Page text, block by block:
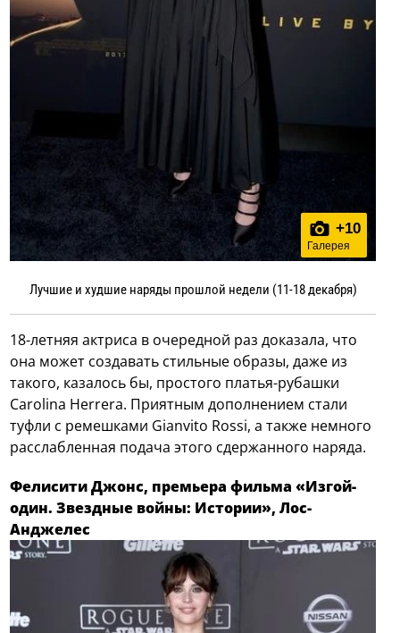
+10
Галерея
Лучшие и худшие наряды прошлой недели (11-18 декабря)
18-летняя актриса в очередной раз доказала, что
она может создавать стильные образы, даже из
такого, казалось бы, простого платья-рубашки
Carolina Herrera. Приятным дополнением стали
туфли с ремешками Gianvito Rossi, а также немного
расслабленная подача этого сдержанного наряда.
Фелисити Джонс, премьера фильма «Изгой-
один. Звездные войны: Истории», Лос-
Анджелес